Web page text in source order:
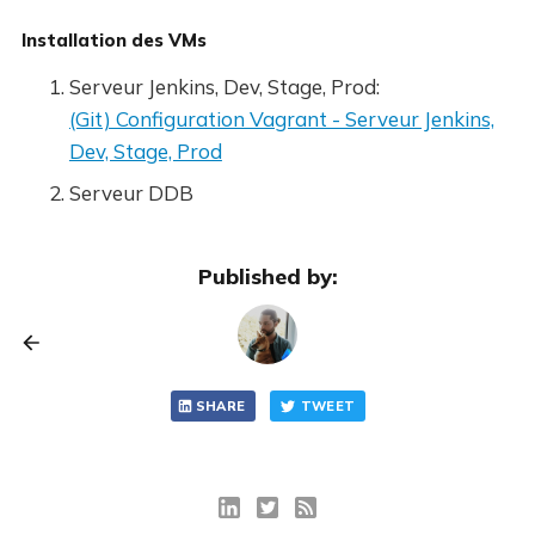
Installation des VMs
Serveur Jenkins, Dev, Stage, Prod:
(Git) Configuration Vagrant - Serveur Jenkins,
Dev, Stage, Prod
Serveur DDB
Published by:
SHARE TWEET